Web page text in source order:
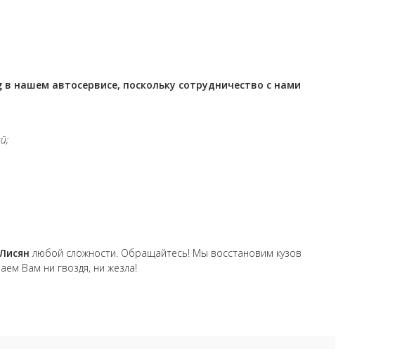
в нашем автосервисе, поскольку сотрудничество с нами
Лисян любой сложности. Обращайтесь! Мы восстановим кузов
Вам ни гвоздя, ни жезла!